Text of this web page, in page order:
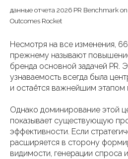
данные отчета 2026 PR Benchmark
Outcomes Rocket
Несмотря на все изменения,
прежнему называют
бренда основной задачей PR.
узнаваемость всегда была
и остаётся важнейшим этапом
Однако доминирование этой
показывает существующую
эффективности. Если
расширяется в сторону
видимости, генерации спроса